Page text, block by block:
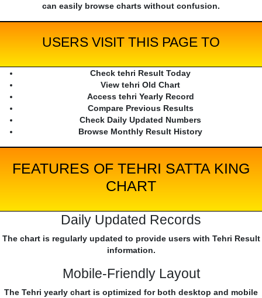
can easily browse charts without confusion.
USERS VISIT THIS PAGE TO
Check tehri Result Today
View tehri Old Chart
Access tehri Yearly Record
Compare Previous Results
Check Daily Updated Numbers
Browse Monthly Result History
FEATURES OF TEHRI SATTA KING
CHART
Daily Updated Records
The chart is regularly updated to provide users with Tehri Result
information.
Mobile-Friendly Layout
The Tehri yearly chart is optimized for both desktop and mobile